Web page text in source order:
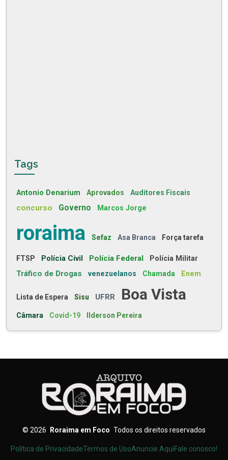
Tags
Antonio Denarium Aprovados Auditores Fiscais
concurso Governo Marcos Jorge
roraima Sefaz Asa Branca Força tarefa
FTSP Polícia Civil Polícia Federal Polícia Militar
Tráfico de Drogas venezuelanos Chamada Enem
Lista de Espera Sisu UFRR Boa Vista
Câmara Covid-19 Ilderson Pereira
© 2026 Roraima em Foco Todos os direitos reservados
Política de PrivacidadeTermos de UsoAnuncie AquiFale conosco!